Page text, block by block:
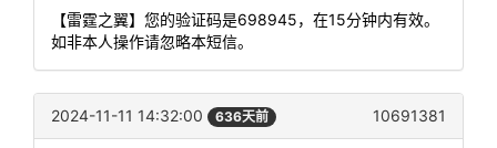
【雷霆之翼】您的验证码是698945，在15分钟内有效。
如非本人操作请忽略本短信。
2024-11-11 14:32:00 636天前 10691381